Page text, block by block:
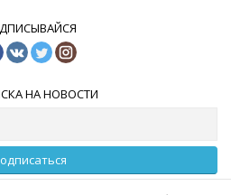
НА НОВОСТИ